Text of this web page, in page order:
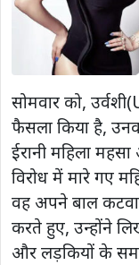
सोमवार को,
फैसला किया है,
ईरानी महिला
विरोध में मारे गए
वह अपने बाल
करते हुए, उन्होंने
और लड़कियों के